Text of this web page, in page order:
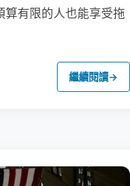
算有限的人也能享受拖
繼續閱讀→